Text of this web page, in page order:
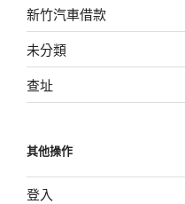
新竹汽車借款
未分類
查址
其他操作
登入